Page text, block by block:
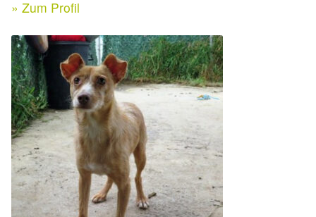
Aktuelle Spenden 2026
Ihre/Eure Spenden – Januar bis Juni 2026
Spenden 2025
Juli bis Dezember 2025
Januar bis Juni 2025
Kontakt & Rechtliches
Facebook
Instagram
» Zum Profil